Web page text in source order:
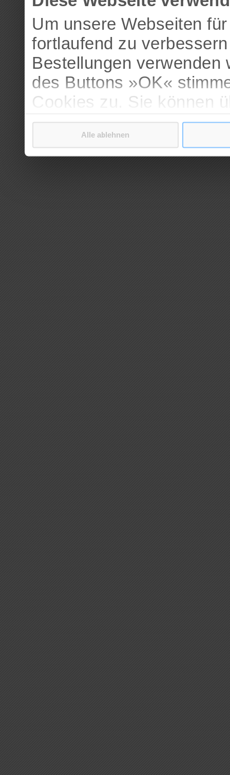
Um unsere Webseiten
fortlaufend zu
Bestellungen
des Buttons »OK«
Cookies zu. Sie können
verschiedenen Cookies
bestätigen.
Weitere Informationen
Alle ablehnen